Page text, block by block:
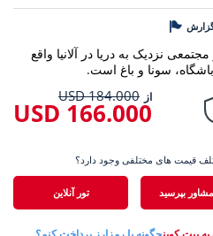
نزدیک به دریا در آلانیا واقع
سونا و باغ است.
از 184.000 USD
166.000 USD
بپرسید تور آنلاین
قیمت های مختلفی وجود دارد؟